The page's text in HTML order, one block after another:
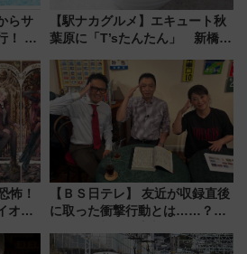
らサ
！ お
年
【駅ナカグルメ】エキュート秋
葉原に「T’sたんたん」 新橋に
饅」、オムライス専門店「肉と
たまご」新グルメ続々登場！
【2026年8月】
怖！
オハ
恐
【ＢＳ日テレ】 友近が収録直後
に取った衝撃行動とは……？
で極上の夏祭り鉄道旅を放送